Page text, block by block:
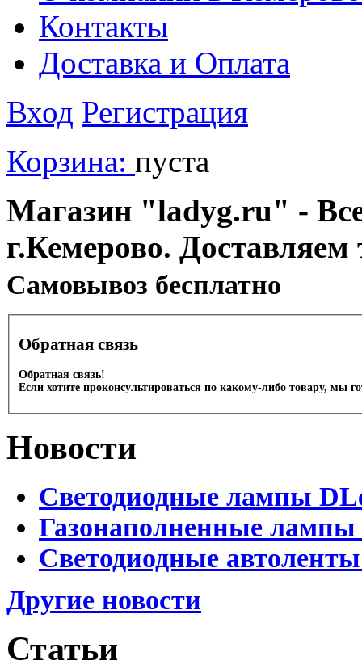
Контакты
Доставка и Оплата
Вход Регистрация
Корзина: пуста
Магазин "ladyg.ru" -
г.Кемерово.
Cамовывоз бесплатно
Обратная связь
Обратная связь!
Если хотите проконсультироваться по какому-либо товару, мы
Новости
Светодиодные лампы
Газонаполненные
Светодиодные
Другие новости
Статьи